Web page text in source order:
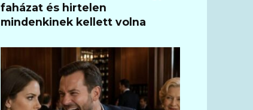
faházat és hirtelen
mindenkinek kellett volna